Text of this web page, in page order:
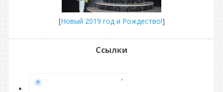
[Новый 2019 год и Рождество!]
Ссылки